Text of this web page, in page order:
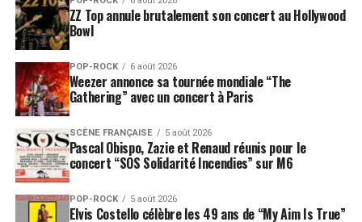
ZZ Top annule brutalement son concert au Hollywood
Bowl
POP-ROCK 6 août 2026
Weezer annonce sa tournée mondiale “The
Gathering” avec un concert à Paris
SCÈNE FRANÇAISE 5 août 2026
Pascal Obispo, Zazie et Renaud réunis pour le
concert “SOS Solidarité Incendies” sur M6
POP-ROCK 5 août 2026
Elvis Costello célèbre les 49 ans de “My Aim Is True”